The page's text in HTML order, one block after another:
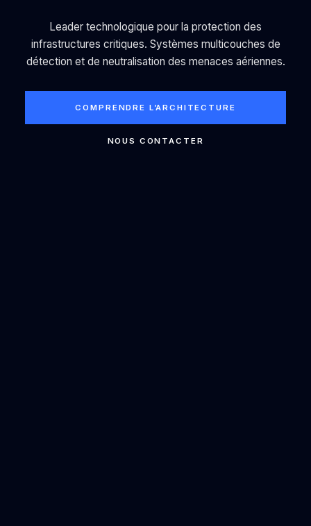
Leader technologique pour la protection des
infrastructures critiques. Systèmes multicouches de
détection et de neutralisation des menaces aériennes.
COMPRENDRE L’ARCHITECTURE
NOUS CONTACTER